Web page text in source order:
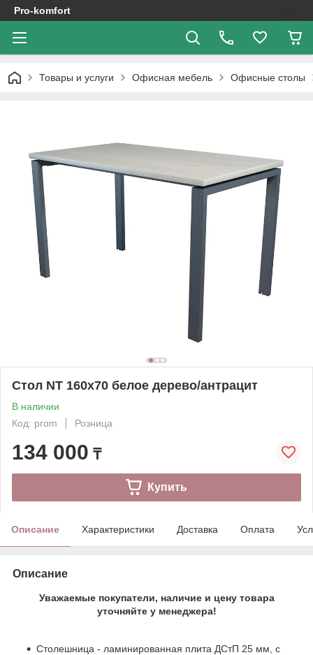
Pro-komfort
Товары и услуги Офисная мебель Офисные столы
Стол NT 160x70 белое дерево/антрацит
В наличии
Код: prom
Розница
134 000 ₸
Купить
Описание Характеристики Доставка Оплата
Описание
Уважаемые покупатели, наличие и цену товара
уточняйте у менеджера!
Столешница - ламинированная плита ДСтП 25 мм, с